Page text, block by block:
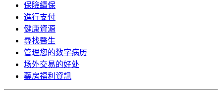
保險續保
進行支付
健康資源
尋找醫生
管理您的数字病历
场外交易的好处
藥房福利資訊